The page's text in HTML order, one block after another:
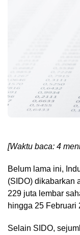
[Waktu baca: 4
Belum lama ini,
(SIDO) dikabarkan
229 juta lembar
hingga 25 Februari
Selain SIDO,